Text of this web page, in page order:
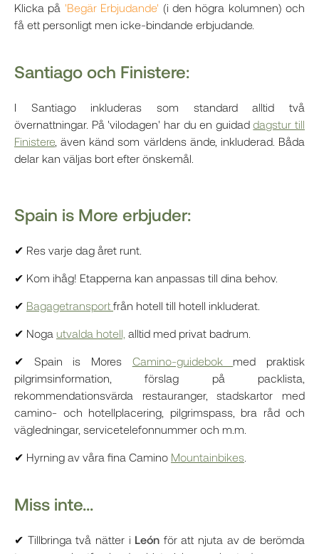
Klicka på 'Begär Erbjudande' (i den högra kolumnen) och
få ett personligt men icke-bindande erbjudande.
Santiago och Finistere:
I Santiago inkluderas som standard alltid två
övernattningar. På 'vilodagen' har du en guidaddagstur till
Finistere , även känd som världens ände, inkluderad. Båda
delar kan väljas bort efter önskemål.
Spain is More erbjuder:
✔ Res varje dag året runt.
✔ Kom ihåg! Etapperna kan anpassas till dina behov.
✔ Bagagetransport från hotell till hotell inkluderat.
✔ Noga utvalda hotell, alltid med privat badrum.
✔ Spain is Mores Camino-guidebok med praktisk
pilgrimsinformation, förslag på packlista,
rekommendationsvärda restauranger, stadskartor med
camino- och hotellplacering, pilgrimspass, bra råd och
vägledningar, servicetelefonnummer och m.m.
✔ Hyrning av våra fina Camino Mountainbikes
Miss inte...
✔ Tillbringa två nätter i León för att njuta av de berömda